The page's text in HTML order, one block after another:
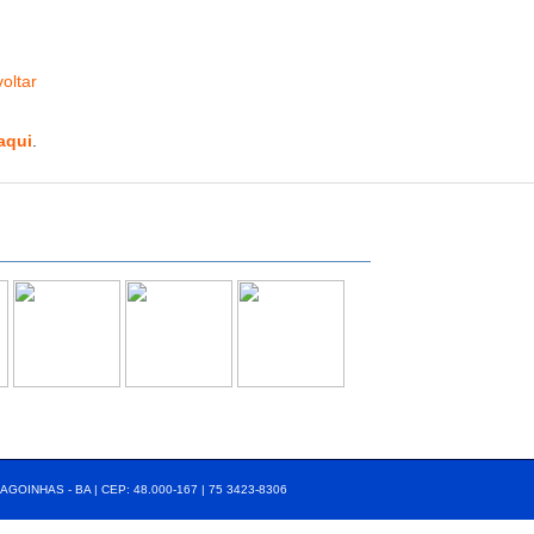
.
- BA | CEP: 48.000-167 | 75 3423-8306⠀⠀⠀⠀⠀⠀⠀⠀⠀⠀